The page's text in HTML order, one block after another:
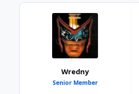
Wredny
Senior Member